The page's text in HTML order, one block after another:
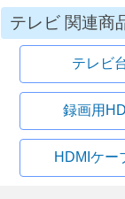
テレビ 関連商
テレビ
録画用
HDMIケー